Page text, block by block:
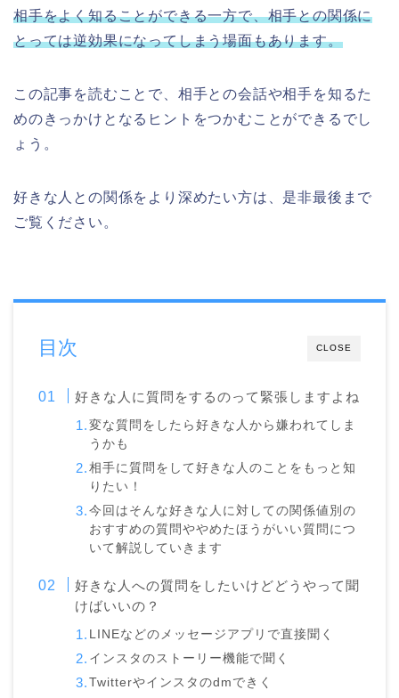
相手をよく知ることができる一方で、相手との関係に
とっては逆効果になってしまう場面もあります。
この記事を読むことで、相手との会話や相手を知るた
めのきっかけとなるヒントをつかむことができるでし
ょう。
好きな人との関係をより深めたい方は、是非最後まで
ご覧ください。
CLOSE
目次
好きな人に質問をするのって緊張しますよね
変な質問をしたら好きな人から嫌われてしま
うかも
相手に質問をして好きな人のことをもっと知
りたい！
今回はそんな好きな人に対しての関係値別の
おすすめの質問ややめたほうがいい質問につ
いて解説していきます
好きな人への質問をしたいけどどうやって聞
けばいいの？
LINEなどのメッセージアプリで直接聞く
インスタのストーリー機能で聞く
Twitterやインスタのdmできく